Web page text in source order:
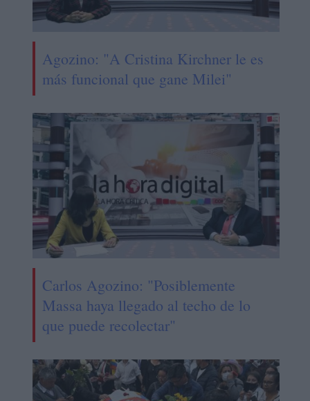
Agozino: "A Cristina Kirchner le es
más funcional que gane Milei"
Carlos Agozino: "Posiblemente
Massa haya llegado al techo de lo
que puede recolectar"